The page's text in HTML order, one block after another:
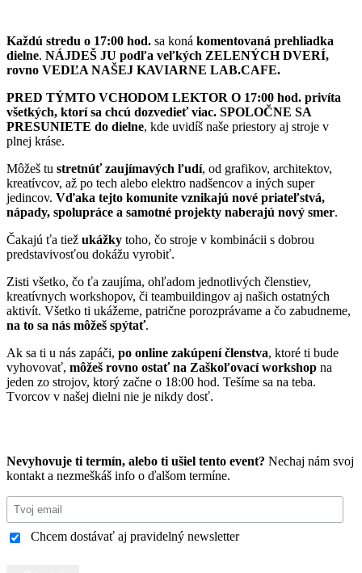
Každú stredu o 17:00 hod. sa koná komentovaná prehliadka
dielne. NÁJDEŠ JU podľa veľkých ZELENÝCH DVERÍ,
rovno VEDĽA NAŠEJ KAVIARNE LAB.CAFE.
PRED TÝMTO VCHODOM LEKTOR O 17:00 hod. privíta
všetkých, ktorí sa chcú dozvedieť viac. SPOLOČNE SA
PRESUNIETE do dielne, kde uvidíš naše priestory aj stroje v
plnej kráse.
Môžeš tu stretnúť zaujímavých ľudí, od grafikov, architektov,
kreatívcov, až po tech alebo elektro nadšencov a iných super
jedincov. Vďaka tejto komunite vznikajú nové priateľstvá,
nápady, spolupráce a samotné projekty naberajú nový smer.
Čakajú ťa tiež ukážky toho, čo stroje v kombinácii s dobrou
predstavivosťou dokážu vyrobiť.
Zisti všetko, čo ťa zaujíma, ohľadom jednotlivých členstiev,
kreatívnych workshopov, či teambuildingov aj našich ostatných
aktivít. Všetko ti ukážeme, patrične porozprávame a čo zabudneme,
na to sa nás môžeš spýtať.
Ak sa ti u nás zapáči, po online zakúpení členstva, ktoré ti bude
vyhovovať, môžeš rovno ostať na Zaškoľovací workshop na
jeden zo strojov, ktorý začne o 18:00 hod. Tešíme sa na teba.
Tvorcov v našej dielni nie je nikdy dosť.
Nevyhovuje ti termín, alebo ti ušiel tento event? Nechaj nám svoj
kontakt a nezmeškáš info o ďalšom termíne.
Chcem dostávať aj pravidelný newsletter